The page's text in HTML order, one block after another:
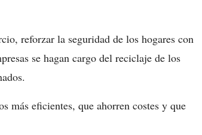
reforzar la seguridad de los hogares con
se hagan cargo del reciclaje de los
más eficientes, que ahorren costes y que